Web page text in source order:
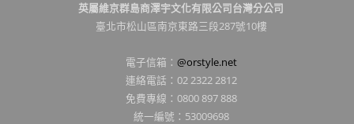
英屬維京群島商澤宇文化有限公司台灣分公司
臺北市松山區南京東路三段287號10樓
電子信箱： @orstyle.net
連絡電話：02 2322 2812
免費專線：0800 897 888
統一編號：53009698